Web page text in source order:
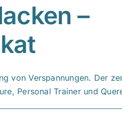
–
von Verspannungen. Der
Personal Trainer und